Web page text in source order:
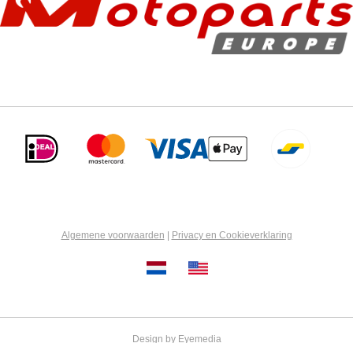
Algemene voorwaarden Privacy en Cookieverklaring
Design by Eyemedia